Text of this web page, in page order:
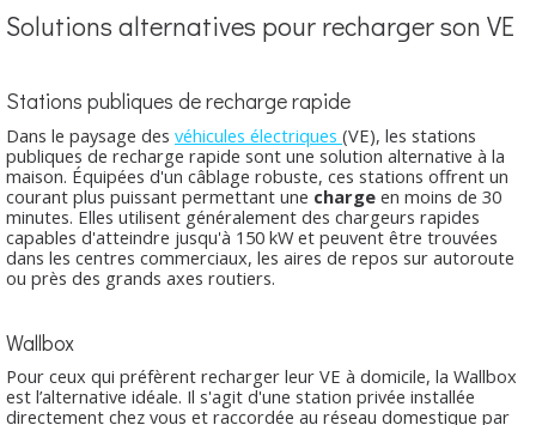
Solutions alternatives pour recharger son VE
Stations publiques de recharge rapide
Dans le paysage des véhicules électriques (VE), les stations
publiques de recharge rapide sont une solution alternative à la
maison. Équipées d'un câblage robuste, ces stations offrent un
courant plus puissant permettant une charge en moins de 30
minutes. Elles utilisent généralement des chargeurs rapides
capables d'atteindre jusqu'à 150 kW et peuvent être trouvées
dans les centres commerciaux, les aires de repos sur autoroute
ou près des grands axes routiers.
Wallbox
Pour ceux qui préfèrent recharger leur VE à domicile, la Wallbox
est l’alternative idéale. Il s'agit d'une station privée installée
directement chez vous et raccordée au réseau domestique par